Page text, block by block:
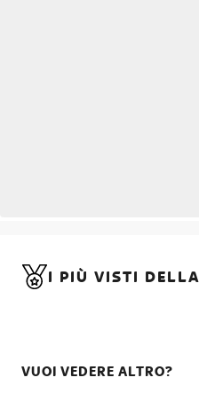
I PIÙ VISTI
VUOI VEDERE ALTRO?